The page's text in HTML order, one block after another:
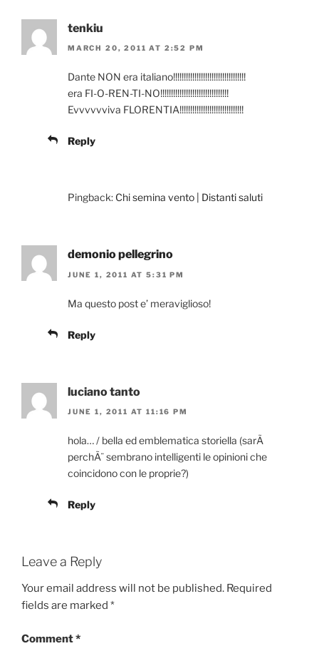
tenkiu
MARCH 20, 2011 AT 2:52 PM
Dante NON era italiano!!!!!!!!!!!!!!!!!!!!!!!!!!!!!!!!!!
era FI-O-REN-TI-NO!!!!!!!!!!!!!!!!!!!!!!!!!!!!!!!!
Evvvvvviva FLORENTIA!!!!!!!!!!!!!!!!!!!!!!!!!!!!!!
Reply
Pingback: Chi semina vento | Distanti saluti
demonio pellegrino
JUNE 1, 2011 AT 5:31 PM
Ma questo post e’ meraviglioso!
Reply
luciano tanto
JUNE 1, 2011 AT 11:16 PM
hola… / bella ed emblematica storiella (sarÃ
perchÃ¨ sembrano intelligenti le opinioni che
coincidono con le proprie?)
Reply
Leave a Reply
Your email address will not be published. Required
fields are marked *
Comment*